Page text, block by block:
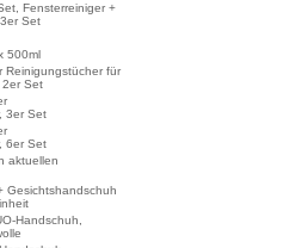
Fensterreiniger +
Set
500ml
Reinigungstücher für
2er Set
3er Set
6er Set
aktuellen
Gesichtshandschuh
Handschuh,